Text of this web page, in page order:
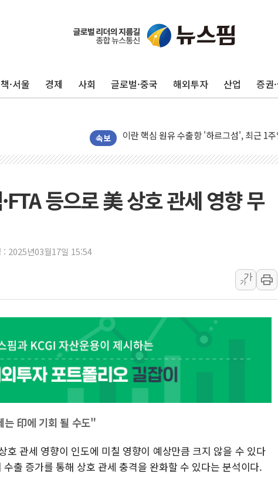
·서울 경제 사회 글로벌·중국 해외투자 산업 증권
속보
미 연준 매파 기세 꺾이나…고용 감소에 9월
트럼프, 백신·자폐증 행정명령 검토…"이
美 항소법원, 백악관 무도회장 공사 중단
美 고용 쇼크에 엔화 장중 급등…시장은 "
[AI MY 뉴스] 뉴욕 반도체주 프리뷰...美
[종합] 美 7월 고용 2만3000명 감소 '쇼크
[사진] 이슬람 수니파 3개국, 공동방위협정
뉴욕증시 개장 전 특징주...아틀라시안·
보훈부, 미 DPAA와 MOU… "6·25 미군
특정 정치인 측근 포항시 정책특보 내정설
李 "해남 태양광, 대한민국 다음 100년 밑
李 대통령, '6시간 마라톤 부동산 2차 회
트럼프, 中 겨냥 폴리실리콘 관세 15% 부
[사진] 빈살만과 에르도안의 만남
이란와이어 "이란 최고지도자 위독…곧 사
남동발전, 해남군에 국내 최대 규모
등으로 美 상호 관세 영향 무
: 2025년03월17일 15:54
가
가
는 印에 기회 될 수도"
호 관세 영향이 인도에 미칠 영향이 예상만큼 크지 않을 수 있다
출 증가를 통해 상호 관세 충격을 완화할 수 있다는 분석이다.